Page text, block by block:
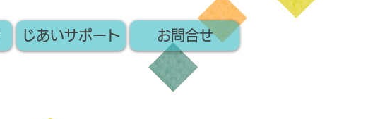
じあいサポート お問合せ